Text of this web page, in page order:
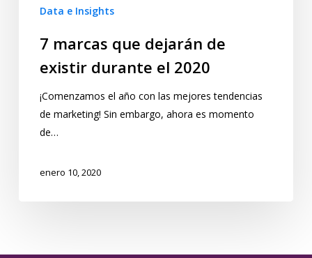
Data e Insights
7 marcas que dejarán de
existir durante el 2020
¡Comenzamos el año con las mejores tendencias
de marketing! Sin embargo, ahora es momento
de…
enero 10, 2020